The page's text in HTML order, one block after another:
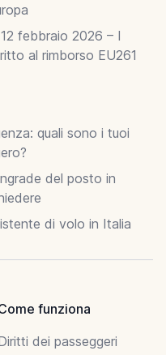
febbraio 2026 – I
al rimborso EU261
quali sono i tuoi
del posto in
di volo in Italia
funziona
dei passeggeri